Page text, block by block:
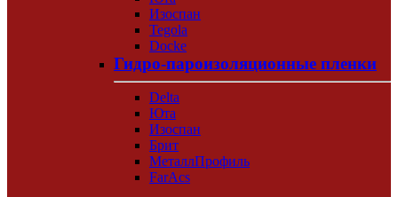
Изоспан
Tegola
Docke
Гидро-пароизоляционные пленки
Delta
Юта
Изоспан
Брит
МеталлПрофиль
FarAcs